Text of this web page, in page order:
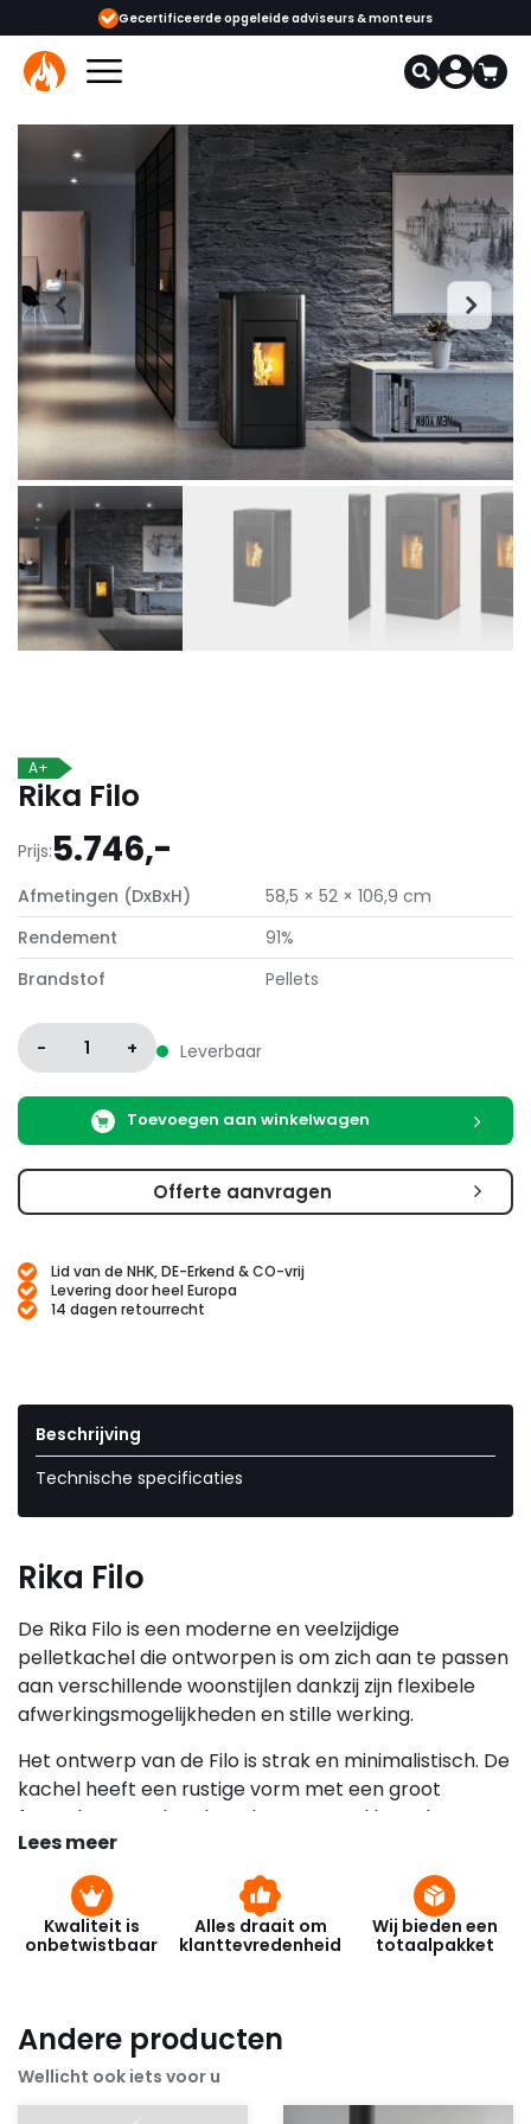
Gecertificeerde opgeleide adviseurs & monteurs
A+
Rika Filo
Prijs:5.746,-
Afmetingen (DxBxH)
58,5 × 52 × 106,9 cm
Rendement
91%
Brandstof
Pellets
- 1 + Leverbaar
Toevoegen aan winkelwagen
Offerte aanvragen
Lid van de NHK, DE-Erkend & CO-vrij
Levering door heel Europa
14 dagen retourrecht
Beschrijving
Technische specificaties
Rika Filo
De Rika Filo is een moderne en veelzijdige
pelletkachel die ontworpen is om zich aan te passen
aan verschillende woonstijlen dankzij zijn flexibele
afwerkingsmogelijkheden en stille werking.
Het ontwerp van de Filo is strak en minimalistisch. De
kachel heeft een rustige vorm met een groot
frontglas waardoor het vlammenspel breed en
overzichtelijk zichtbaar is. Door de verschillende
beschikbare zijpanelen kan de Filo worden
afgestemd op het interieur, zoals staal, glas of
natuursteen, waardoor hij zowel in moderne als meer
klassieke woningen past.
vlambeeld. Het vuur is gelijkmatig en stabiel, wat
zorgt voor een ontspannen en sfeervolle uitstraling
in de ruimte. Dit maakt de kachel vooral aantrekkelijk
Lees meer
Kwaliteit is
onbetwistbaar
Alles draait om
klanttevredenheid
Wij bieden een
totaalpakket
Andere producten
Wellicht ook iets voor u